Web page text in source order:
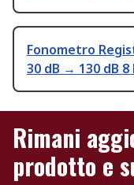
Fonometro
30 dB → 130 dB 8
Rimani
prodotto e